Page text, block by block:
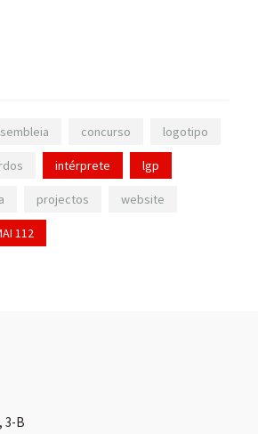
concurso logotipo
intérprete lgp
projectos website
112
3-B